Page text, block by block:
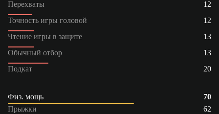
Перехваты
12
Точность игры головой
12
Чтение игры в защите
13
Обычный отбор
13
Подкат
20
Физ. мощь
70
Прыжки
62